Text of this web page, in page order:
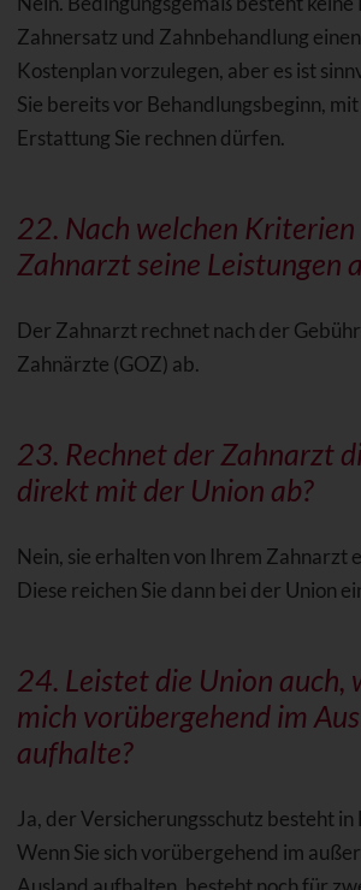
Zahnersatz und Zahnbehandlung
Kostenplan vorzulegen, aber es ist
Sie bereits vor Behandlungsbeginn,
Erstattung Sie rechnen dürfen.
22. Nach welchen Kriterien
Zahnarzt seine Leistungen
Der Zahnarzt rechnet nach der
Zahnärzte (GOZ) ab.
23. Rechnet der Zahnarzt
direkt mit der Union ab?
Nein, sie erhalten von Ihrem Zahnarzt
Diese reichen Sie dann bei der Union
24. Leistet die Union auch,
mich vorübergehend im
aufhalte?
Ja, der Versicherungsschutz besteht
Wenn Sie sich vorübergehend im